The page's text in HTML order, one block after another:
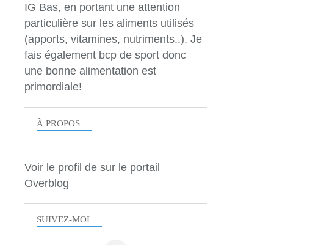
SUIVEZ-MOI
IG Bas, en portant une attention
particulière sur les aliments utilisés
(apports, vitamines, nutriments..). Je
fais également bcp de sport donc
une bonne alimentation est
primordiale!
À PROPOS
Voir le profil de sur le portail
Overblog